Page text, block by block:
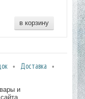
в корзину
Доставка
и